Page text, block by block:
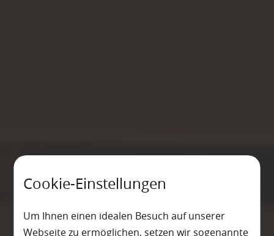
Cookie-Einstellungen
Um Ihnen einen idealen Besuch auf unserer
Webseite zu ermöglichen, setzen wir sogenannte